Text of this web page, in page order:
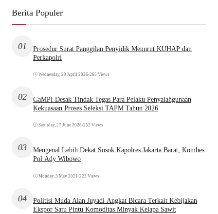
Berita Populer
01
Prosedur Surat Panggilan Penyidik Menurut KUHAP dan
Perkapolri
Wednesday, 29 April 2026•265 Views
02
GaMPI Desak Tindak Tegas Para Pelaku Penyalahgunaan
Kekuasaan Proses Seleksi TAPM Tahun 2026
Saturday, 27 June 2026•252 Views
03
Mengenal Lebih Dekat Sosok Kapolres Jakarta Barat, Kombes
Pol Ady Wibowo
Monday, 3 May 2021 •223 Views
04
Politisi Muda Alan Juyadi Angkat Bicara Terkait Kebijakan
Ekspor Satu Pintu Komoditas Minyak Kelapa Sawit